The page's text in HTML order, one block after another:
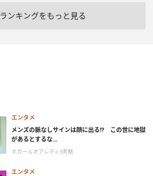
ランキングをもっと見る
エンタメ
メンズの脈なしサインは顔に出る!? この世に地獄
があるとするな...
＃ガールオアレディ3考察
エンタメ